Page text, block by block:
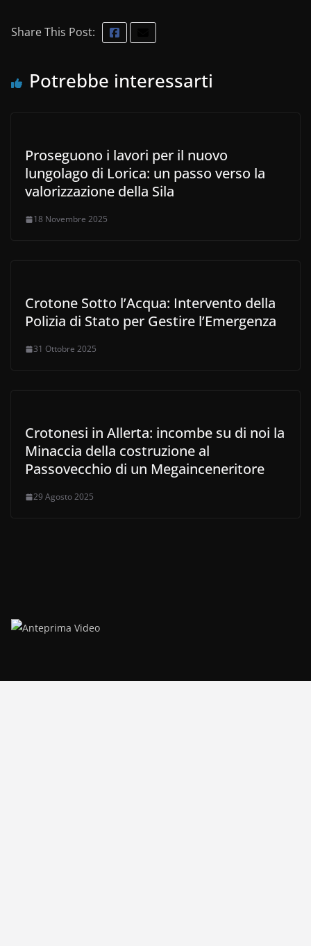
Share This Post:
Potrebbe interessarti
Proseguono i lavori per il nuovo
lungolago di Lorica: un passo verso la
valorizzazione della Sila
18 Novembre 2025
Crotone Sotto l’Acqua: Intervento della
Polizia di Stato per Gestire l’Emergenza
31 Ottobre 2025
Crotonesi in Allerta: incombe su di noi la
Minaccia della costruzione al
Passovecchio di un Megainceneritore
29 Agosto 2025